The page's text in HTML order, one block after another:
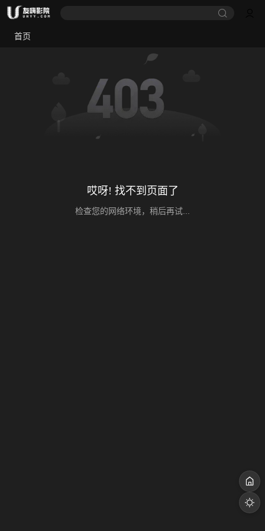
首页
哎呀! 找不到页面了
检查您的网络环境，稍后再试...